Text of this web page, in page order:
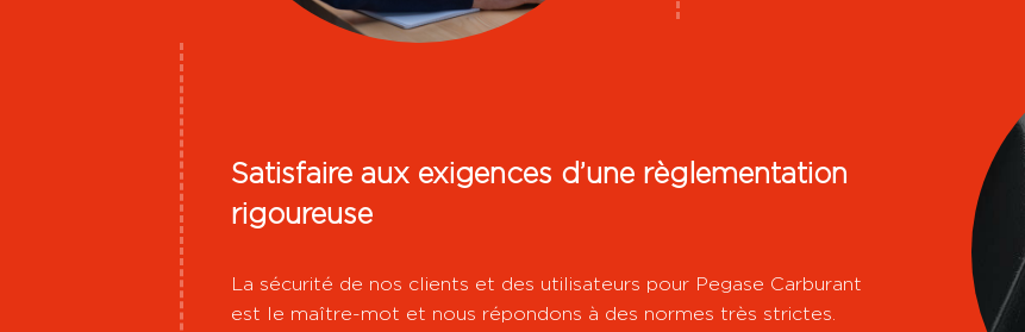
Satisfaire aux exigences d’une règlementation
rigoureuse
La sécurité de nos clients et des utilisateurs pour Pegase Carburant
est le maître-mot et nous répondons à des normes très strictes.